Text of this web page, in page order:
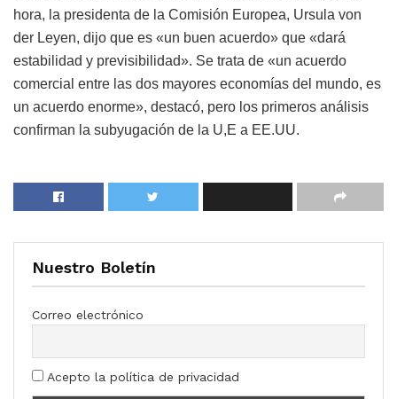
hora, la presidenta de la Comisión Europea, Ursula von
der Leyen, dijo que es «un buen acuerdo» que «dará
estabilidad y previsibilidad». Se trata de «un acuerdo
comercial entre las dos mayores economías del mundo, es
un acuerdo enorme», destacó, pero los primeros análisis
confirman la subyugación de la U,E a EE.UU.
Nuestro Boletín
Correo electrónico
Acepto la política de privacidad